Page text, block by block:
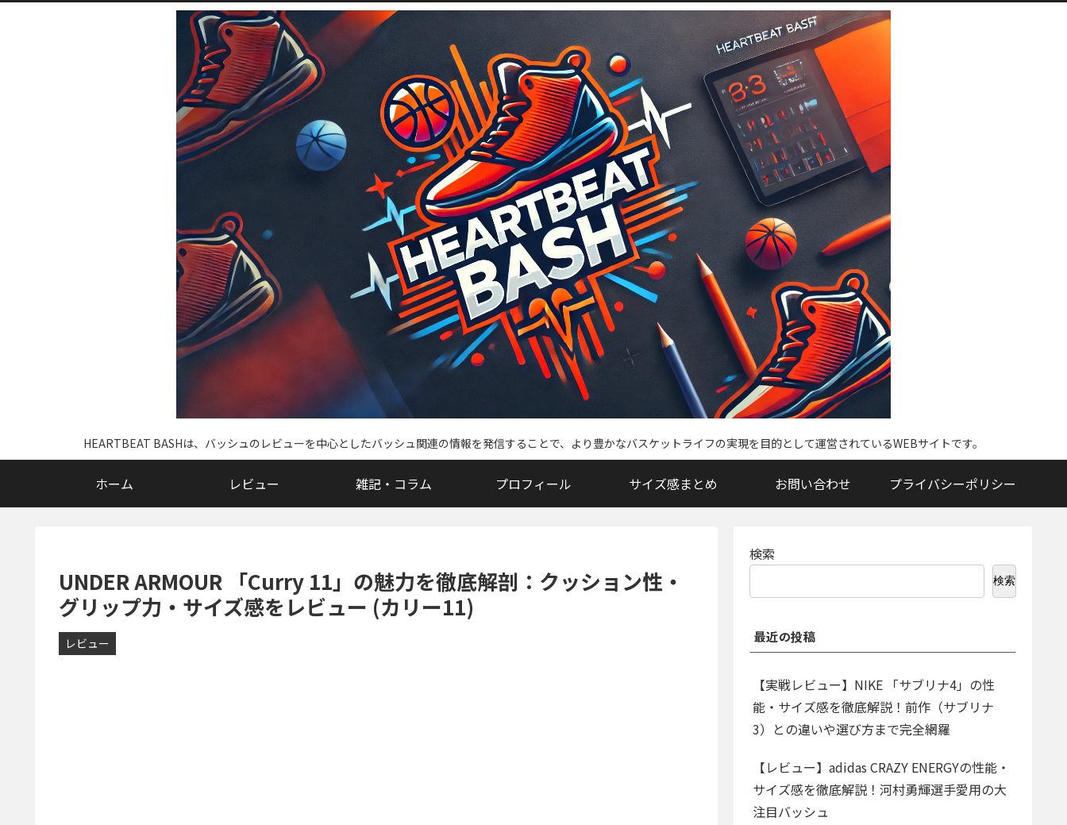
HEARTBEAT BASHは、バッシュのレビューを中心としたバッシュ関連の情報を発信することで、より豊かなバスケットライフの実現を目的として運営されているWEBサイトです。
ホーム レビュー 雑記・コラム プロフィール サイズ感まとめ お問い合わせ プライバシーポリシー
UNDER ARMOUR 「Curry 11」の魅力を徹底解剖：クッション性・
グリップ力・サイズ感をレビュー (カリー11)
レビュー
検索
検索
最近の投稿
【実戦レビュー】NIKE 「サブリナ4」の性
能・サイズ感を徹底解説！前作（サブリナ
3）との違いや選び方まで完全網羅
【レビュー】adidas CRAZY ENERGYの性能・
サイズ感を徹底解説！河村勇輝選手愛用の大
注目バッシュ